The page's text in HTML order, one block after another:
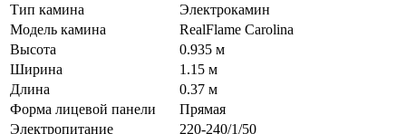
Тип камина
Электрокамин
Модель камина
RealFlame Carolina
Высота
0.935 м
Ширина
1.15 м
Длина
0.37 м
Форма лицевой панели
Прямая
Электропитание
220-240/1/50